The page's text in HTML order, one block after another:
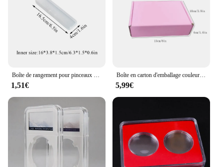
Boîte de rangement pour pinceaux de maquillage, étanche, anti-poussière, réglable, portable, britware
1,51€
Boîte en carton d'emballage couleur bricolage, petite boîte-cadeau, sac d'emballage de bijoux, 15 × 10 × 4cm, 10 pièces
5,99€